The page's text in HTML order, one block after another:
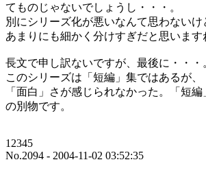
てものじゃないでしょうし・・・。
別にシリーズ化が悪いなんて思わない
あまりにも細かく分けすぎだと思います
長文で申し訳ないですが、最後に・・・
このシリーズは「短編」集ではあるが
「面白」さが感じられなかった。「短編
の別物です。
12345
No.2094 - 2004-11-02 03:52:35